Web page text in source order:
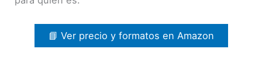
📘 Ver precio y formatos en Amazon